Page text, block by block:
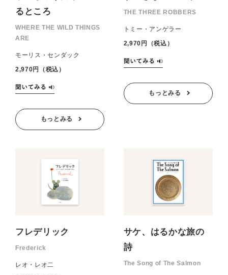
るところ
WHERE THE WILD THINGS
ARE
モーリス・センダック
2,970円（税込）
もっとみる
THE THREE ROBBERS
トミー・アンゲラー
2,970円（税込）
もっとみる
フレデリック
Frederick
レオ・レオ二
サケ、はるかな旅の
詩
The Song of The Salmon